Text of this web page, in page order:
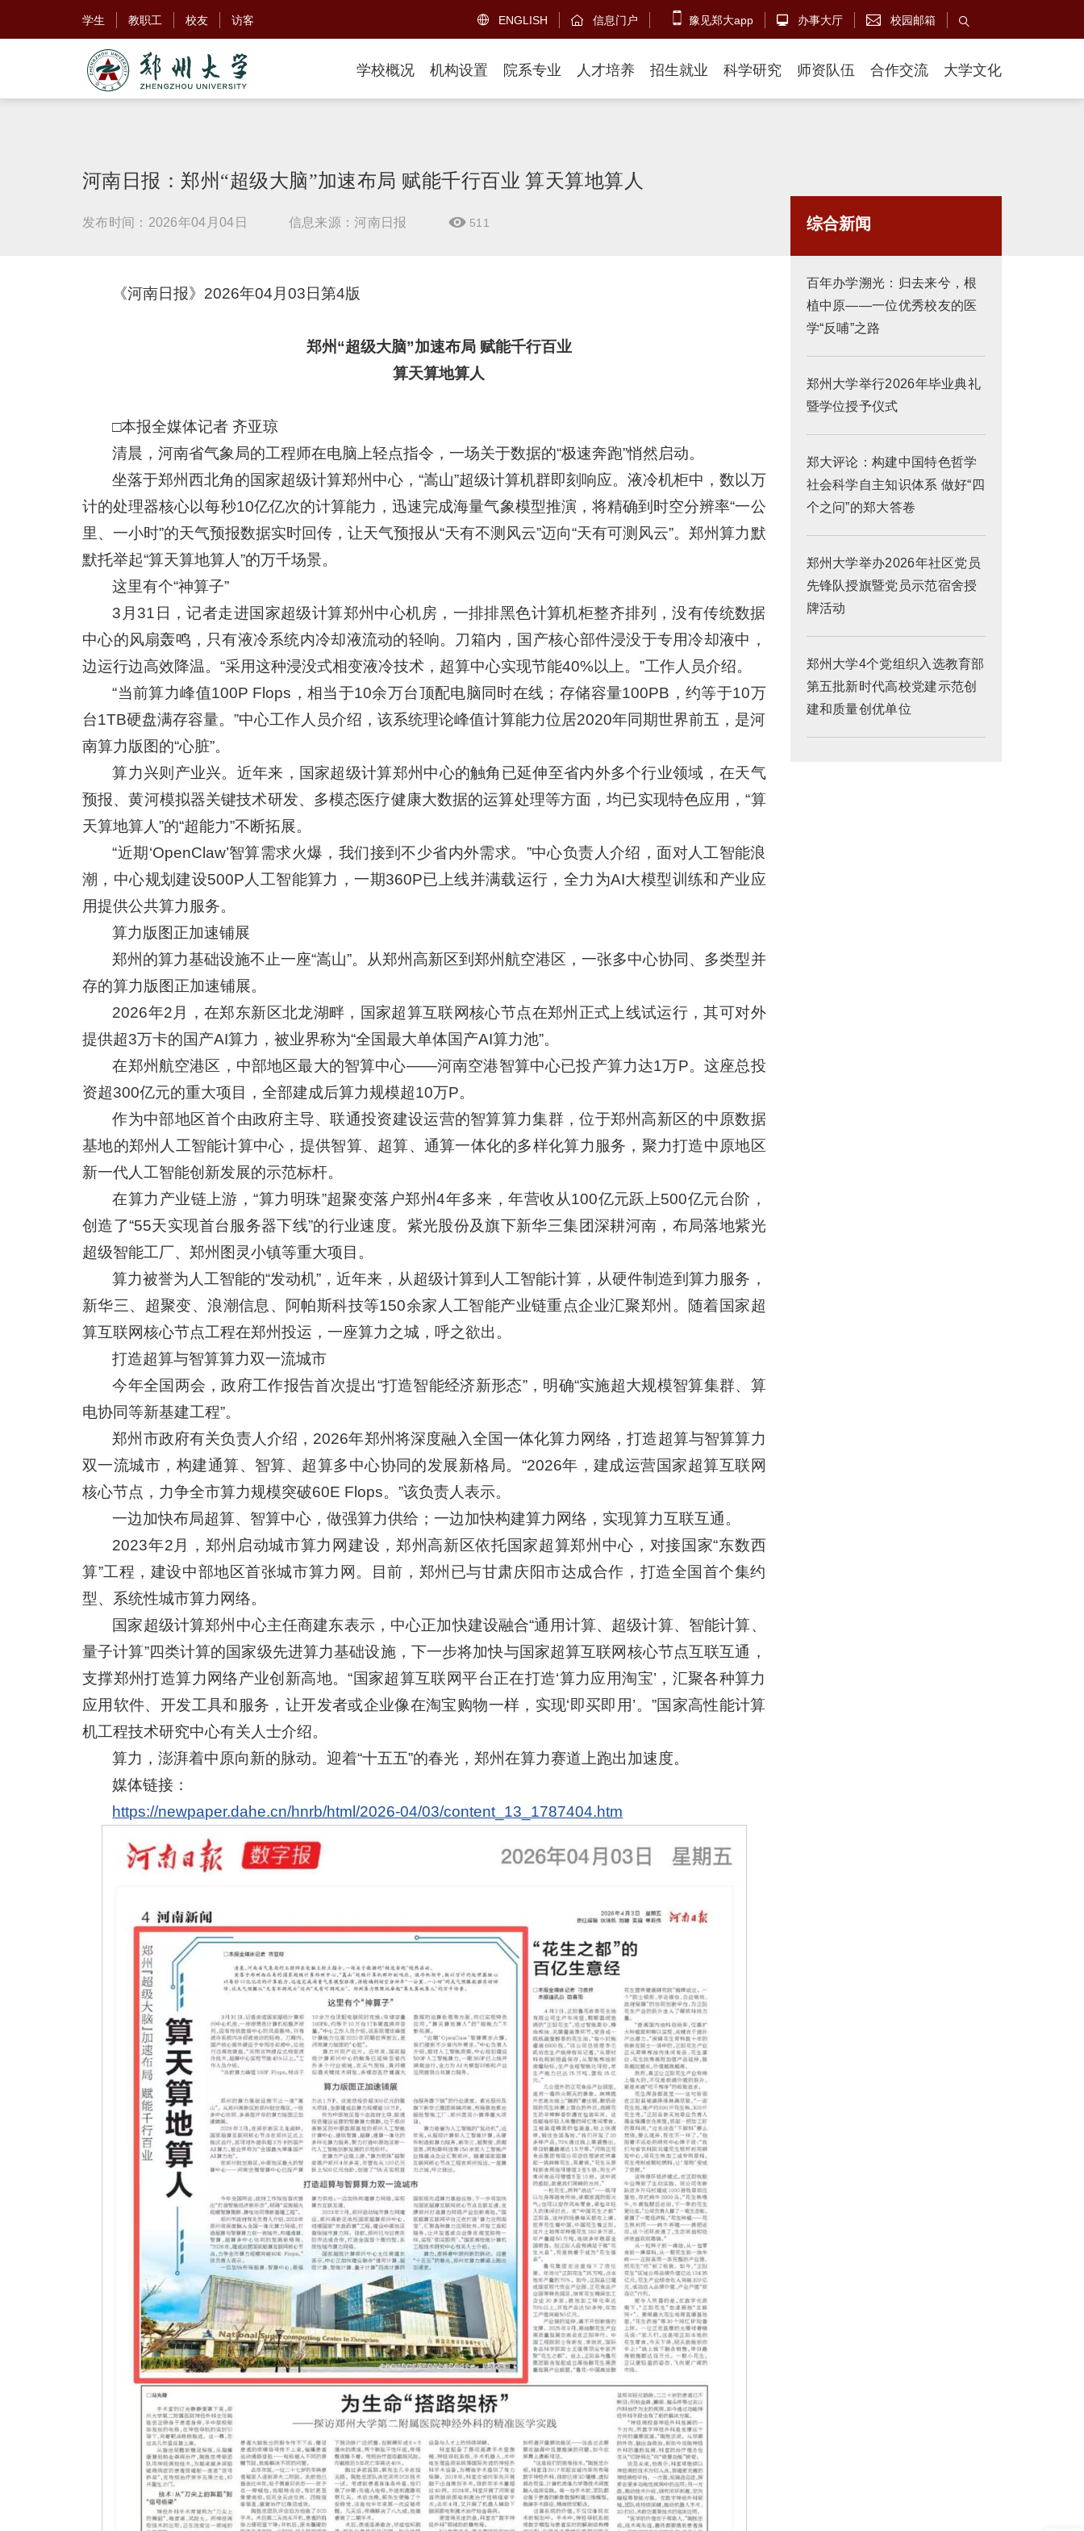
学生 教职工 校友 访客  ENGLISH  信息门户 豫见郑大app  办事大厅  校园邮箱 
学校概况 机构设置 院系专业 人才培养 招生就业 科学研究 师资队伍 合作交流 大学文化
河南日报：郑州“超级大脑”加速布局 赋能千行百业 算天算地算人
发布时间：2026年04月04日 信息来源：河南日报  511
《河南日报》2026年04月03日第4版
郑州“超级大脑”加速布局 赋能千行百业
算天算地算人
□本报全媒体记者 齐亚琼
清晨，河南省气象局的工程师在电脑上轻点指令，一场关于数据的“极速奔跑”悄然启动。
坐落于郑州西北角的国家超级计算郑州中心，“嵩山”超级计算机群即刻响应。液冷机柜中，数以万
计的处理器核心以每秒10亿亿次的计算能力，迅速完成海量气象模型推演，将精确到时空分辨率“一公
里、一小时”的天气预报数据实时回传，让天气预报从“天有不测风云”迈向“天有可测风云”。郑州算力默
默托举起“算天算地算人”的万千场景。
这里有个“神算子”
3月31日，记者走进国家超级计算郑州中心机房，一排排黑色计算机柜整齐排列，没有传统数据
中心的风扇轰鸣，只有液冷系统内冷却液流动的轻响。刀箱内，国产核心部件浸没于专用冷却液中，
边运行边高效降温。“采用这种浸没式相变液冷技术，超算中心实现节能40%以上。”工作人员介绍。
“当前算力峰值100P Flops，相当于10余万台顶配电脑同时在线；存储容量100PB，约等于10万
台1TB硬盘满存容量。”中心工作人员介绍，该系统理论峰值计算能力位居2020年同期世界前五，是河
南算力版图的“心脏”。
算力兴则产业兴。近年来，国家超级计算郑州中心的触角已延伸至省内外多个行业领域，在天气
预报、黄河模拟器关键技术研发、多模态医疗健康大数据的运算处理等方面，均已实现特色应用，“算
天算地算人”的“超能力”不断拓展。
“近期‘OpenClaw’智算需求火爆，我们接到不少省内外需求。”中心负责人介绍，面对人工智能浪
潮，中心规划建设500P人工智能算力，一期360P已上线并满载运行，全力为AI大模型训练和产业应
用提供公共算力服务。
算力版图正加速铺展
郑州的算力基础设施不止一座“嵩山”。从郑州高新区到郑州航空港区，一张多中心协同、多类型并
存的算力版图正加速铺展。
2026年2月，在郑东新区北龙湖畔，国家超算互联网核心节点在郑州正式上线试运行，其可对外
提供超3万卡的国产AI算力，被业界称为“全国最大单体国产AI算力池”。
在郑州航空港区，中部地区最大的智算中心——河南空港智算中心已投产算力达1万P。这座总投
资超300亿元的重大项目，全部建成后算力规模超10万P。
作为中部地区首个由政府主导、联通投资建设运营的智算算力集群，位于郑州高新区的中原数据
基地的郑州人工智能计算中心，提供智算、超算、通算一体化的多样化算力服务，聚力打造中原地区
新一代人工智能创新发展的示范标杆。
在算力产业链上游，“算力明珠”超聚变落户郑州4年多来，年营收从100亿元跃上500亿元台阶，
创造了“55天实现首台服务器下线”的行业速度。紫光股份及旗下新华三集团深耕河南，布局落地紫光
超级智能工厂、郑州图灵小镇等重大项目。
算力被誉为人工智能的“发动机”，近年来，从超级计算到人工智能计算，从硬件制造到算力服务，
新华三、超聚变、浪潮信息、阿帕斯科技等150余家人工智能产业链重点企业汇聚郑州。随着国家超
算互联网核心节点工程在郑州投运，一座算力之城，呼之欲出。
打造超算与智算算力双一流城市
今年全国两会，政府工作报告首次提出“打造智能经济新形态”，明确“实施超大规模智算集群、算
电协同等新基建工程”。
郑州市政府有关负责人介绍，2026年郑州将深度融入全国一体化算力网络，打造超算与智算算力
双一流城市，构建通算、智算、超算多中心协同的发展新格局。“2026年，建成运营国家超算互联网
核心节点，力争全市算力规模突破60E Flops。”该负责人表示。
一边加快布局超算、智算中心，做强算力供给；一边加快构建算力网络，实现算力互联互通。
2023年2月，郑州启动城市算力网建设，郑州高新区依托国家超算郑州中心，对接国家“东数西
算”工程，建设中部地区首张城市算力网。目前，郑州已与甘肃庆阳市达成合作，打造全国首个集约
型、系统性城市算力网络。
国家超级计算郑州中心主任商建东表示，中心正加快建设融合“通用计算、超级计算、智能计算、
量子计算”四类计算的国家级先进算力基础设施，下一步将加快与国家超算互联网核心节点互联互通，
支撑郑州打造算力网络产业创新高地。“国家超算互联网平台正在打造‘算力应用淘宝’，汇聚各种算力
应用软件、开发工具和服务，让开发者或企业像在淘宝购物一样，实现‘即买即用’。”国家高性能计算
机工程技术研究中心有关人士介绍。
算力，澎湃着中原向新的脉动。迎着“十五五”的春光，郑州在算力赛道上跑出加速度。
媒体链接：
https://newpaper.dahe.cn/hnrb/html/2026-04/03/content_13_1787404.htm
综合新闻
百年办学溯光：归去来兮，根
植中原——一位优秀校友的医
学“反哺”之路
郑州大学举行2026年毕业典礼
暨学位授予仪式
郑大评论：构建中国特色哲学
社会科学自主知识体系 做好“四
个之问”的郑大答卷
郑州大学举办2026年社区党员
先锋队授旗暨党员示范宿舍授
牌活动
郑州大学4个党组织入选教育部
第五批新时代高校党建示范创
建和质量创优单位